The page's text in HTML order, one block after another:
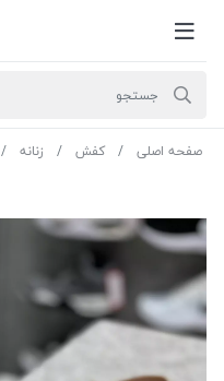
صفحه اصلی کفش زنانه